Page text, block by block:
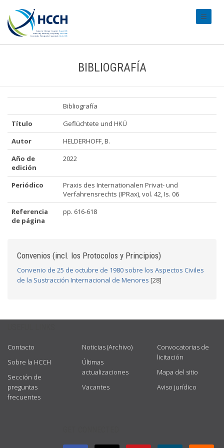
BIBLIOGRAFÍA
Bibliografía
Título
Geflüchtete und HKÜ
Autor
HELDERHOFF, B.
Año de
edición
2022
Periódico
Praxis des Internationalen Privat- und
Verfahrensrechts (IPRax), vol. 42, Is. 06
Referencia
de página
pp. 616-618
Convenios (incl. los Protocolos y Principios)
Convenio de 25 de octubre de 1980 sobre los Aspectos Civiles
de la Sustracción Internacional de Menores [28]
Contacto
Sobre la HCCH
Sección de
preguntas
frecuentes
Noticias (Archivo)
Últimas
actualizaciones
Vacantes
Convocatorias de
licitación
Mapa del sitio
Aviso jurídico